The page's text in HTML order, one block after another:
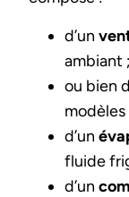
d’un
ambiant ;
ou bien
d’un
fluide
d’un